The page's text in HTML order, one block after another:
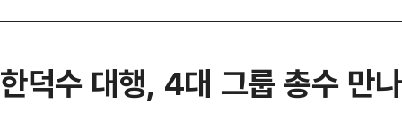
한덕수 대행, 4대 그룹 총수 만